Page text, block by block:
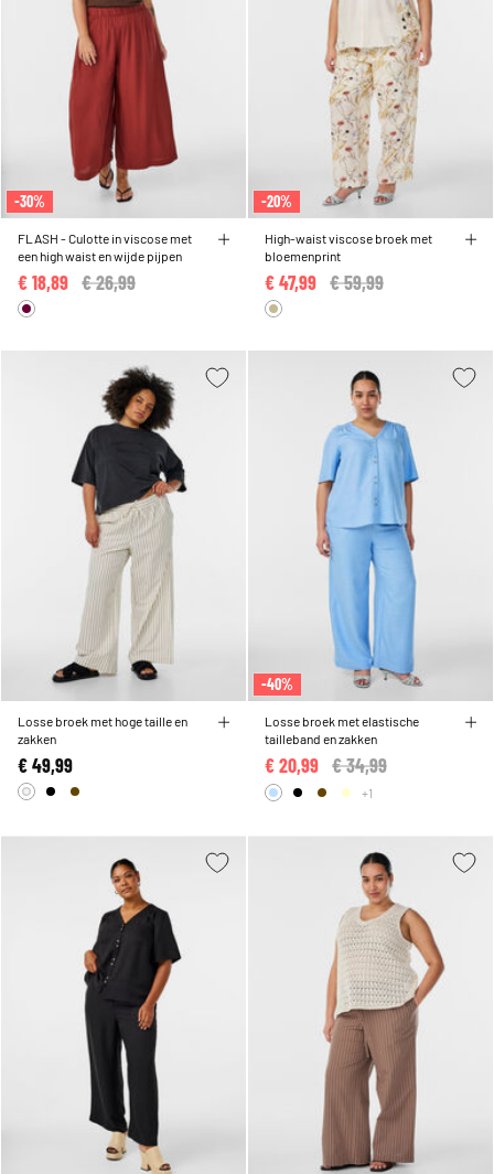
-30%
FLASH - Culotte in viscose met
een high waist en wijde pijpen
Price reduced from
€ 26,99
€ 18,89
-20%
High-waist viscose broek met
bloemenprint
Price reduced from
€ 59,99
€ 47,99
Losse broek met hoge taille en
zakken
€ 49,99
-40%
Losse broek met elastische
tailleband en zakken
Price reduced from
€ 34,99
€ 20,99
+1